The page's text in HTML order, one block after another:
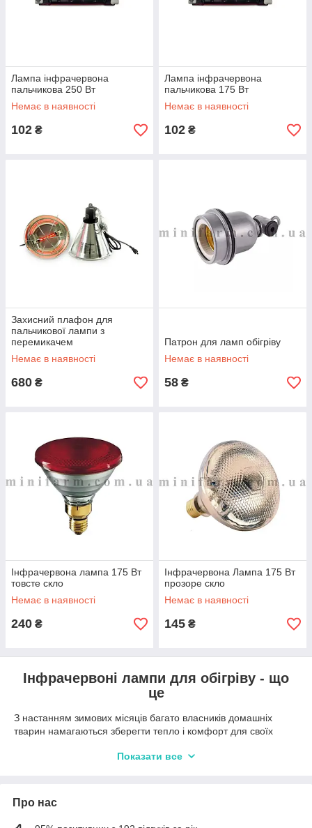
Лампа інфрачервона
пальчикова 250 Вт
Немає в наявності
102 ₴
Лампа інфрачервона
пальчикова 175 Вт
Немає в наявності
102 ₴
Захисний плафон для
пальчикової лампи з
перемикачем
Немає в наявності
680 ₴
Патрон для ламп обігріву
Немає в наявності
58 ₴
Інфрачервона лампа 175 Вт
товсте скло
Немає в наявності
240 ₴
Інфрачервона Лампа 175 Вт
прозоре скло
Немає в наявності
145 ₴
Інфрачервоні лампи для обігріву - що
це
З настанням зимових місяців багато власників домашніх
тварин намагаються зберегти тепло і комфорт для своїх
забезпечують достатнього тепла для домашніх тварин. У
Працюючи, інфрачервоні лампи для обігріву випускають
Показати все
Про нас